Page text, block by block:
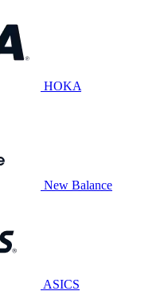
HOKA
New Balance
ASICS